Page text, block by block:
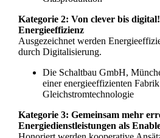
Kategorie 2: Von clever bis
Energieeffizienz
Ausgezeichnet werden
durch Digitalisierung.
Die Schaltbau GmbH,
einer energieeffizienten
Gleichstromtechnologie
Kategorie 3: Gemeinsam mehr
Energiedienstleistungen als